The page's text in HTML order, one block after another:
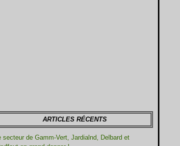
ARTICLES RÉCENTS
secteur de Gamm-Vert, Jardialnd, Delbard et